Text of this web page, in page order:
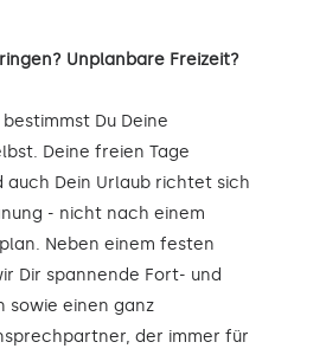
Unplanbare Freizeit?
Du Deine
Deine freien Tage
auch Dein Urlaub richtet sich
- nicht nach einem
Neben einem festen
Dir spannende Fort- und
sowie einen ganz
der immer für